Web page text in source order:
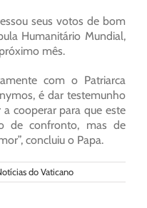
seus votos de bom
Humanitário Mundial,
mês.
com o Patriarca
é dar testemunho
cooperar para que este
de confronto, mas de
concluiu o Papa.
do Vaticano